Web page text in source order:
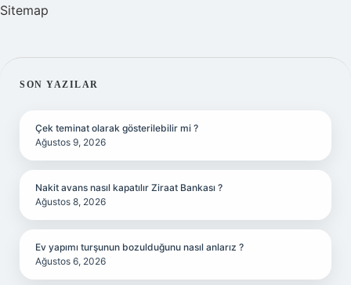
Sitemap
SIDEBAR
SON YAZILAR
Çek teminat olarak gösterilebilir mi ?
Ağustos 9, 2026
Nakit avans nasıl kapatılır Ziraat Bankası ?
Ağustos 8, 2026
Ev yapımı turşunun bozulduğunu nasıl anlarız ?
Ağustos 6, 2026